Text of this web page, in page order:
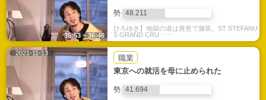
勢 48.211
ひろゆき】地獄の道は善意で舗装。ST STEFANU
S GRAND CRU ⋯⋯
35:53 ~ 36:46
2021-11-13
職業
東京への就活を母に止められた
勢 41.694